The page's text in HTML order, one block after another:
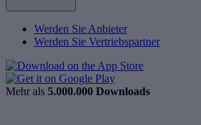
Werden Sie Anbieter
Werden Sie Vertriebspartner
Mehr als 5.000.000 Downloads